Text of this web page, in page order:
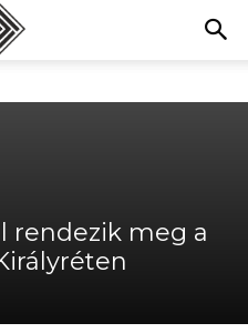
rendezik meg a